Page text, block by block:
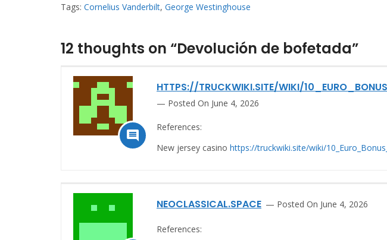
Tags: Cornelius Vanderbilt, George Westinghouse
12 thoughts on “Devolución de bofetada”

HTTPS://TRUCKWIKI.SITE/WIKI/
Posted On June 4, 2026
References:
New jersey casino https://truckwiki.site/wiki/
NEOCLASSICAL.SPACE Posted On June 4, 2026
References: